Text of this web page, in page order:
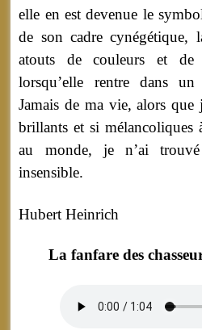
elle en est devenue le
de son cadre cynégétique,
atouts de couleurs et de
lorsqu’elle rentre dans un
Jamais de ma vie, alors que
brillants et si mélancoliques
au monde, je n’ai
insensible.
Hubert Heinrich
La fanfare des